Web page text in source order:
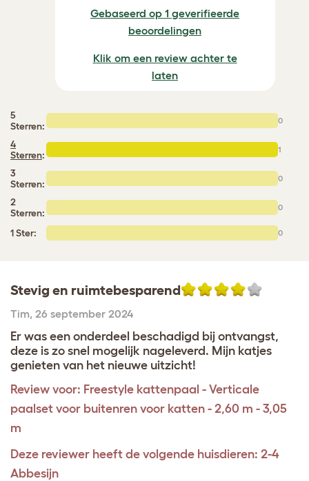
Gebaseerd op 1 geverifieerde
beoordelingen
Klik om een review achter te
laten
5
Sterren:
0
4
Sterren: 1
3
Sterren:
0
2
Sterren:
0
1 Ster: 0
Stevig en ruimtebesparend
Tim, 26 september 2024
Er was een onderdeel beschadigd bij ontvangst,
deze is zo snel mogelijk nageleverd. Mijn katjes
genieten van het nieuwe uitzicht!
Review voor: Freestyle kattenpaal - Verticale
paalset voor buitenren voor katten - 2,60 m - 3,05
m
Deze reviewer heeft de volgende huisdieren: 2-4
Abbesijn